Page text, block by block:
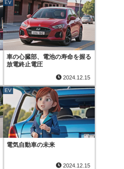
EV
車の心臓部、電池の寿命を握る
放電終止電圧
2024.12.15
EV
電気自動車の未来
2024.12.15